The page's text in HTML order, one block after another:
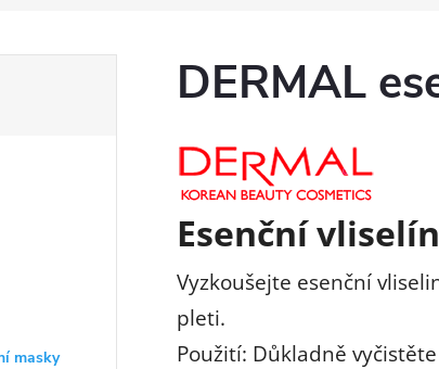
masky
DERMAL
Esenční
Vyzkoušejte esenční
pleti.
Použití: Důkladně